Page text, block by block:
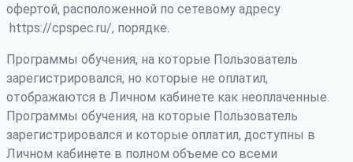
офертой, расположенной по сетевому адресу
https://cpspec.ru/, порядке.
Программы обучения, на которые Пользователь
зарегистрировался, но которые не оплатил,
отображаются в Личном кабинете как неоплаченные.
Программы обучения, на которые Пользователь
зарегистрировался и которые оплатил, доступны в
Личном кабинете в полном объеме со всеми